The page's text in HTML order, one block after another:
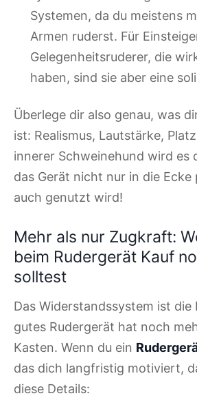
Systemen, da du meistens
Armen ruderst. Für
Gelegenheitsruderer, die
haben, sind sie aber eine
Überlege dir also genau, was
ist: Realismus, Lautstärke,
innerer Schweinehund wird es
das Gerät nicht nur in die Ecke
auch genutzt wird!
Mehr als nur Zugkraft:
beim Rudergerät Kauf
solltest
Das Widerstandssystem ist die
gutes Rudergerät hat noch
Kasten. Wenn du ein
das dich langfristig motiviert,
diese Details: